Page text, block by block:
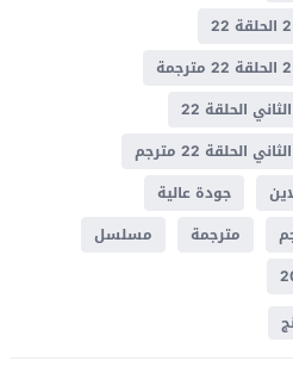
الحلقة 22
22 مترجم
جودة عالية
مترجمة
مسلسل